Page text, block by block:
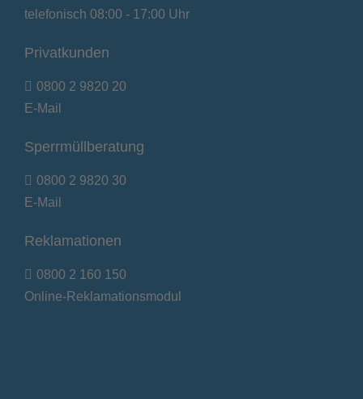
telefonisch 08:00 - 17:00 Uhr
Privatkunden
0800 2 9820 20
E-Mail
Sperrmüllberatung
0800 2 9820 30
E-Mail
Reklamationen
0800 2 160 150
Online-Reklamationsmodul